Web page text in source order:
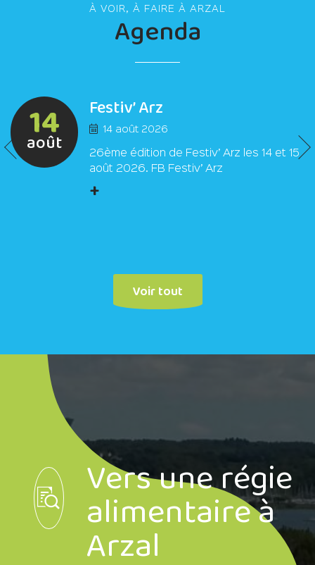
À VOIR, À FAIRE À ARZAL
Agenda
14
août
Festiv’ Arz
14 août 2026
26ème édition de Festiv’ Arz les 14 et 15
août 2026. FB Festiv’ Arz
+
Voir tout
Vers une régie
alimentaire à
Arzal